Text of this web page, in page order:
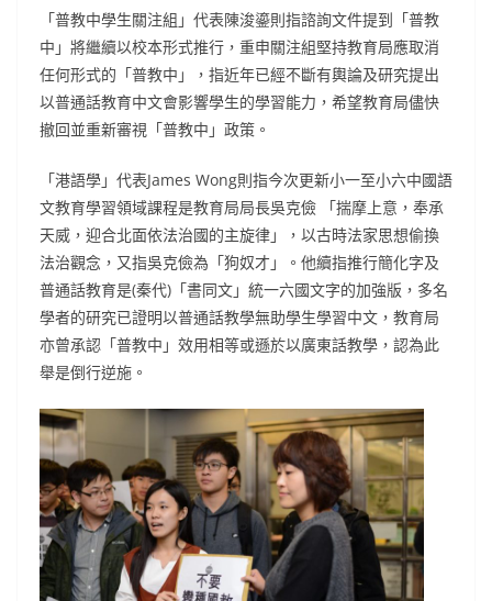
「普教中學生關注組」代表陳浚鎏則指諮詢文件提到「普教
中」將繼續以校本形式推行，重申關注組堅持教育局應取消
任何形式的「普教中」，指近年已經不斷有輿論及研究提出
以普通話教育中文會影響學生的學習能力，希望教育局儘快
撤回並重新審視「普教中」政策。
「港語學」代表James Wong則指今次更新小一至小六中國語
文教育學習領域課程是教育局局長吳克儉 「揣摩上意，奉承
天威，迎合北面依法治國的主旋律」，以古時法家思想偷換
法治觀念，又指吳克儉為「狗奴才」。他續指推行簡化字及
普通話教育是(秦代)「書同文」統一六國文字的加強版，多名
學者的研究已證明以普通話教學無助學生學習中文，教育局
亦曾承認「普教中」效用相等或遜於以廣東話教學，認為此
舉是倒行逆施。